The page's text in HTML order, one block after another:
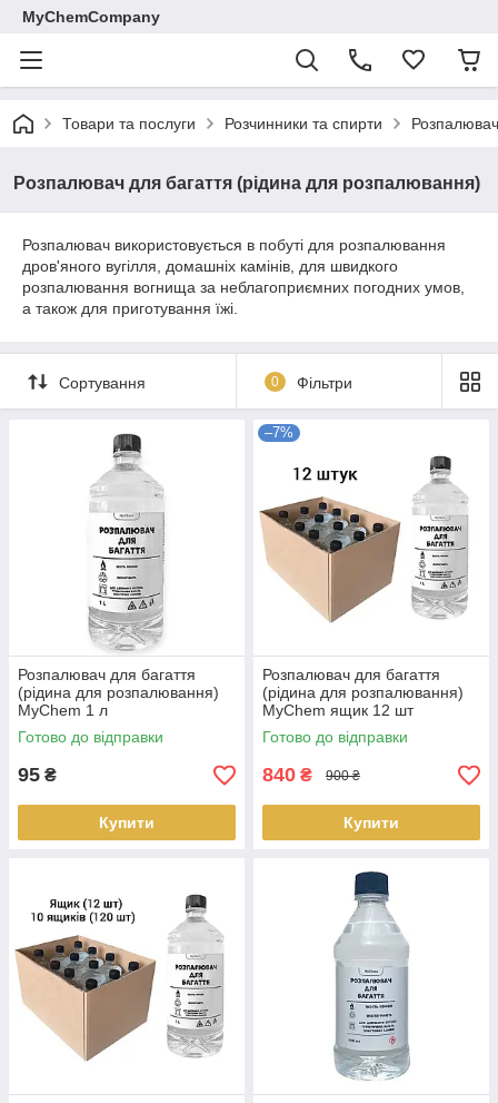
MyChemCompany
Товари та послуги Розчинники та спирти
Розпалювач для багаття (рідина для розпалювання)
Розпалювач використовується в побуті для розпалювання
дров'яного вугілля, домашніх камінів, для швидкого
розпалювання вогнища за неблагоприємних погодних умов,
а також для приготування їжі.
Сортування 0 Фільтри
Розпалювач для багаття
(рідина для розпалювання)
MyChem 1 л
Готово до відправки
95 ₴
Купити
–7%
Розпалювач для багаття
(рідина для розпалювання)
MyChem ящик 12 шт
Готово до відправки
840 ₴ 900 ₴
Купити